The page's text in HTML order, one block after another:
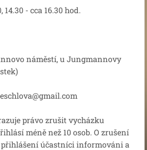
- cca 16.30 hod.
náměstí, u Jungmannovy
právo zrušit vycházku
méně než 10 osob. O zrušení
účastníci informováni a